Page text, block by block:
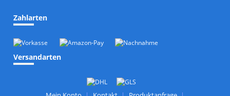
Zahlarten
Versandarten